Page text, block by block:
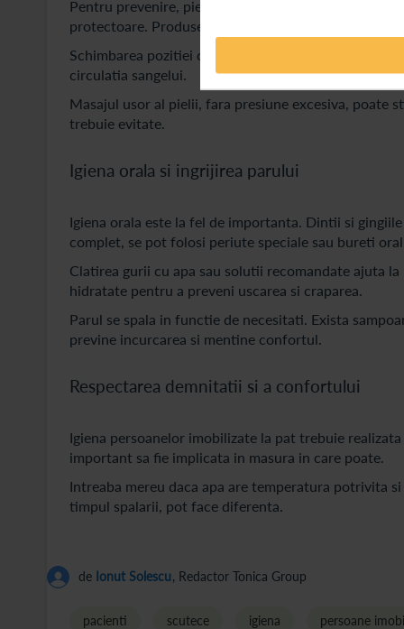
Pentru prevenire, pielea trebuie mentinuta curata si
protectoare. Produsele speciale pentru prevenirea
Schimbarea pozitiei corpului la fiecare doua ore
circulatia sangelui.
Masajul usor al pielii, fara presiune excesiva, poate
trebuie evitate.
Igiena orala si ingrijirea parului
Igiena orala este la fel de importanta. Dintii si
complet, se pot folosi periute speciale sau bureti
Clatirea gurii cu apa sau solutii recomandate ajuta
hidratate pentru a preveni uscarea si craparea.
Parul se spala in functie de necesitati. Exista
previne incurcarea si mentine confortul.
Respectarea demnitatii si a confortului
Igiena persoanelor imobilizate la pat trebuie
important sa fie implicata in masura in care poate.
Intreaba mereu daca apa are temperatura potrivita
timpul spalarii, pot face diferenta.
de Ionut Solescu, Redactor Tonica Group
pacienti scutece igiena persoane